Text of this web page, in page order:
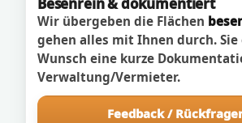
Wir übergeben die Flächen
gehen alles mit Ihnen durch.
Wunsch eine kurze
Verwaltung/Vermieter.
Feedback /